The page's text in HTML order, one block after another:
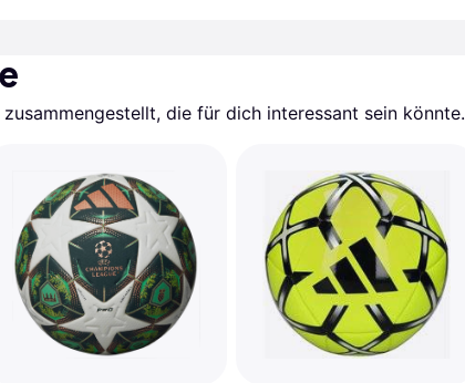
die für dich interessant sein könnte.